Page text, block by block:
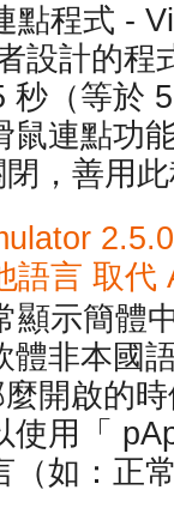
點程式 -
設計的程
秒（等於
鼠連點功
，善用
語言 取代
顯示簡體
體非本國
麼開啟的
使用「
（如：正